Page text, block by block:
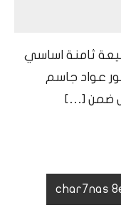
ثامنة اساسي
عواد جاسم
ضمن […]